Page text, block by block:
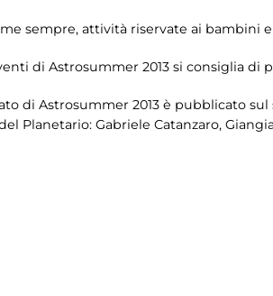
sempre, attività riservate ai bambini
di Astrosummer 2013 si consiglia di
di Astrosummer 2013 è pubblicato sul
Planetario: Gabriele Catanzaro,